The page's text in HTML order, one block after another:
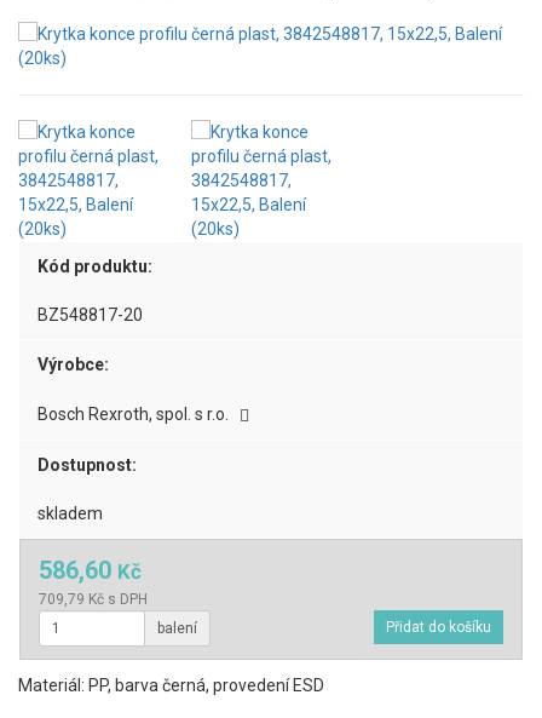
Kód produktu:
BZ548817-20
Výrobce:
Bosch Rexroth, spol. s r.o.
Dostupnost:
skladem
586,60 Kč
709,79 Kč s DPH
balení
Materiál: PP, barva černá, provedení ESD